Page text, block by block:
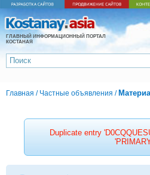
ГЛАВНЫЙ ИНФОРМАЦИОННЫЙ ПОРТАЛ
КОСТАНАЯ
Главная / Частные объявления /
Duplicate entry